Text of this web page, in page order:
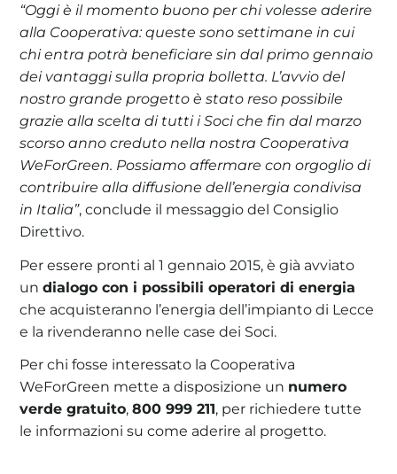
“Oggi è il momento buono per chi volesse aderire
alla Cooperativa: queste sono settimane in cui
chi entra potrà beneficiare sin dal primo gennaio
dei vantaggi sulla propria bolletta. L’avvio del
nostro grande progetto è stato reso possibile
grazie alla scelta di tutti i Soci che fin dal marzo
scorso anno creduto nella nostra Cooperativa
WeForGreen. Possiamo affermare con orgoglio di
contribuire alla diffusione dell’energia condivisa
in Italia”, conclude il messaggio del Consiglio
Direttivo.
Per essere pronti al 1 gennaio 2015, è già avviato
undialogo con i possibili operatori di energia
che acquisteranno l’energia dell’impianto di Lecce
e la rivenderanno nelle case dei Soci.
Per chi fosse interessato la Cooperativa
WeForGreen mette a disposizione un numero
verde gratuito,800 999 211, per richiedere tutte
le informazioni su come aderire al progetto.